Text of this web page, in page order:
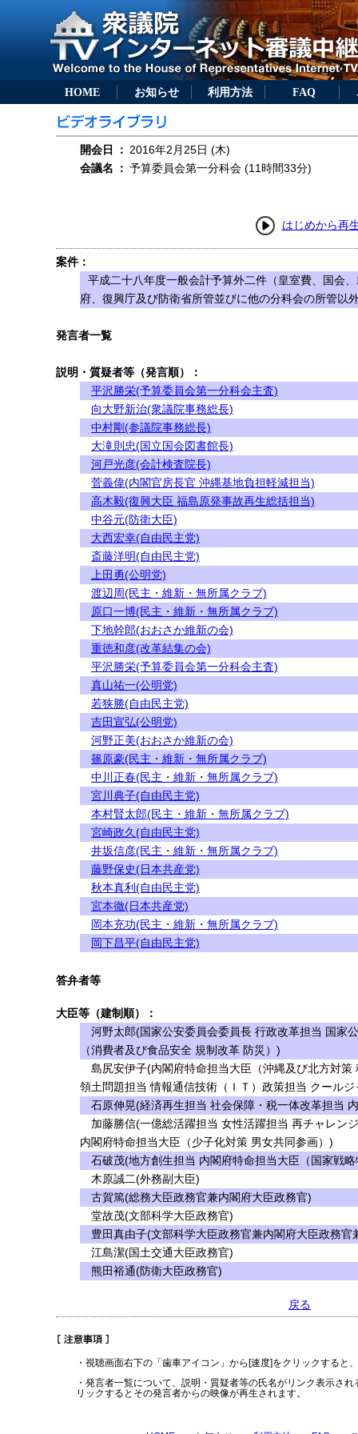
HOME お知らせ 利用方法 FAQ
開会日 ： 2016年2月25日 (木)
会議名
： 予算委員会第一分科会 (11時間33分)
はじめから再
案件：
平成二十八年度一般会計予算外二件（皇室費、国会
府、復興庁及び防衛省所管並びに他の分科会の所管以
発言者一覧
説明・質疑者等（発言順）：
平沢勝栄(予算委員会第一分科会主査)
向大野新治(衆議院事務総長)
中村剛(参議院事務総長)
大滝則忠(国立国会図書館長)
河戸光彦(会計検査院長)
菅義偉(内閣官房長官 沖縄基地負担軽減担当)
高木毅(復興大臣 福島原発事故再生総括担当)
中谷元(防衛大臣)
大西宏幸(自由民主党)
斎藤洋明(自由民主党)
上田勇(公明党)
渡辺周(民主・維新・無所属クラブ)
原口一博(民主・維新・無所属クラブ)
下地幹郎(おおさか維新の会)
重徳和彦(改革結集の会)
平沢勝栄(予算委員会第一分科会主査)
真山祐一(公明党)
若狭勝(自由民主党)
吉田宣弘(公明党)
河野正美(おおさか維新の会)
篠原豪(民主・維新・無所属クラブ)
中川正春(民主・維新・無所属クラブ)
宮川典子(自由民主党)
本村賢太郎(民主・維新・無所属クラブ)
宮崎政久(自由民主党)
井坂信彦(民主・維新・無所属クラブ)
藤野保史(日本共産党)
秋本真利(自由民主党)
宮本徹(日本共産党)
岡本充功(民主・維新・無所属クラブ)
岡下昌平(自由民主党)
答弁者等
大臣等（建制順）：
河野太郎(国家公安委員会委員長 行政改革担当 国家
（消費者及び食品安全 規制改革 防災）)
島尻安伊子(内閣府特命担当大臣（沖縄及び北方対策
領土問題担当 情報通信技術（ＩＴ）政策担当 クール
石原伸晃(経済再生担当 社会保障・税一体改革担当
加藤勝信(一億総活躍担当 女性活躍担当 再チャレン
内閣府特命担当大臣（少子化対策 男女共同参画）)
石破茂(地方創生担当 内閣府特命担当大臣（国家戦
木原誠二(外務副大臣)
古賀篤(総務大臣政務官兼内閣府大臣政務官)
堂故茂(文部科学大臣政務官)
豊田真由子(文部科学大臣政務官兼内閣府大臣政務官
江島潔(国土交通大臣政務官)
熊田裕通(防衛大臣政務官)
戻る
・視聴画面右下の「歯車アイコン」から[速度]をクリックすると
・発言者一覧について、説明・質疑者等の氏名がリンク表示さ
リックするとその発言者からの映像が再生されます。